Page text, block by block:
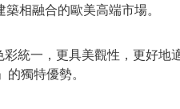
相融合的歐美高端市場。
統一，更具美觀性，更好地
獨特優勢。